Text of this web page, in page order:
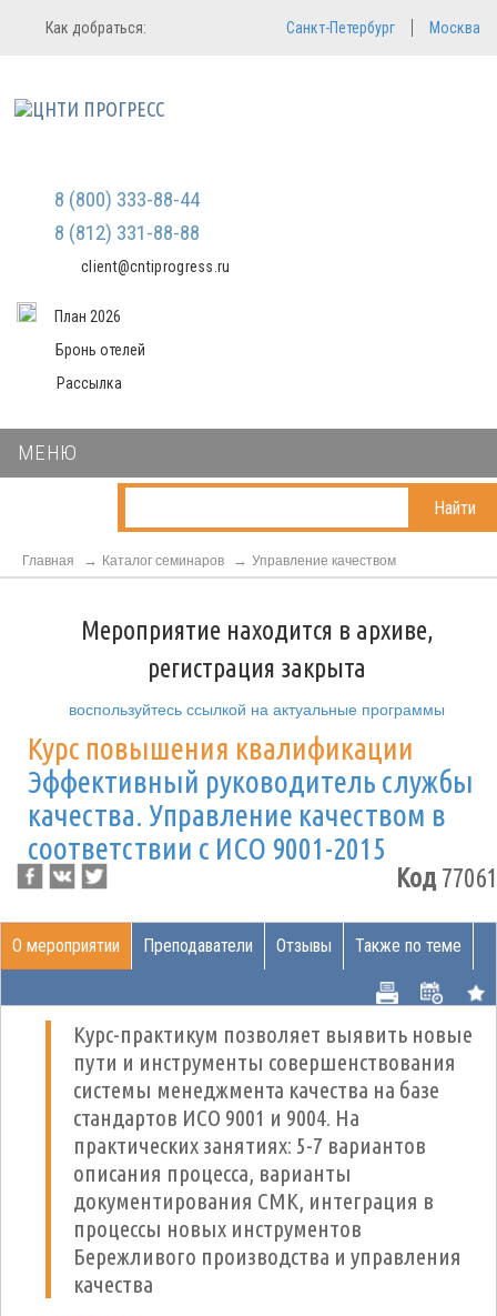
Регистрация
Мы не передаем ваши данные
третьим лицам и не рассылаем
Вход в систему
Как добраться: Санкт-Петербург Москва
8 (800) 333-88-44
8 (812) 331-88-88
client@cntiprogress.ru
План 2026
Бронь отелей
Рассылка
МЕНЮ
Найти
Главная Каталог семинаров Управление качеством
Мероприятие находится в архиве,
регистрация закрыта
воспользуйтесь ссылкой на актуальные программы
Курс повышения квалификации
Эффективный руководитель службы
качества. Управление качеством в
соответствии с ИСО 9001-2015
Код77061
О мероприятии Преподаватели Отзывы Также по теме
Курс-практикум позволяет выявить новые
пути и инструменты совершенствования
системы менеджмента качества на базе
стандартов ИСО 9001 и 9004. На
практических занятиях: 5-7 вариантов
описания процесса, варианты
документирования СМК, интеграция в
процессы новых инструментов
Бережливого производства и управления
качества